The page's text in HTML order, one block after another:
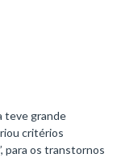
teve grande
critérios
para os transtornos